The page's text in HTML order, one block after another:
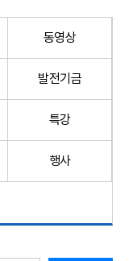
동영상
발전기금
특강
행사